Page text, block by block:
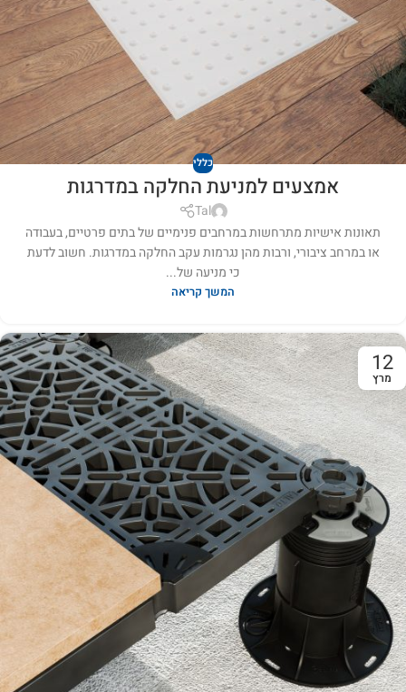
כללי
אמצעים למניעת החלקה במדרגות
Tal
תאונות אישיות מתרחשות במרחבים פנימיים של בתים פרטיים, בעבודה
או במרחב ציבורי, ורבות מהן נגרמות עקב החלקה במדרגות. חשוב לדעת
כי מניעה של...
המשך קריאה
12
מרץ